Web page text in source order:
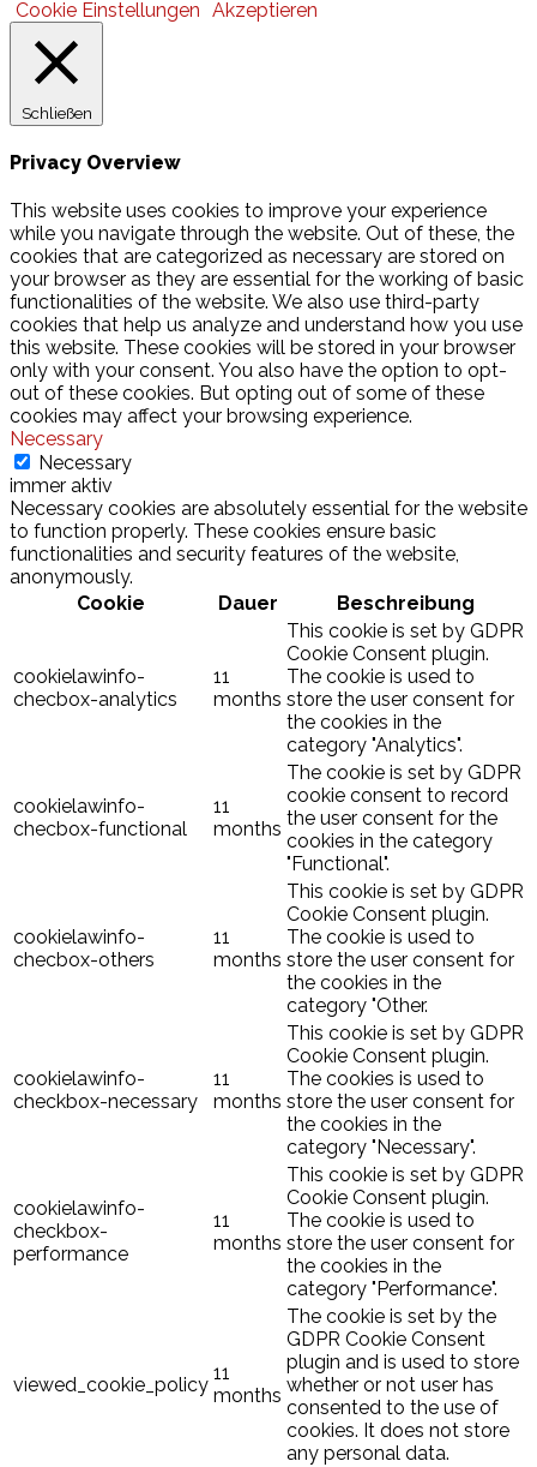
Cookie Einstellungen Akzeptieren
Schließen
Privacy Overview
This website uses cookies to improve your experience
while you navigate through the website. Out of these, the
cookies that are categorized as necessary are stored on
your browser as they are essential for the working of basic
functionalities of the website. We also use third-party
cookies that help us analyze and understand how you use
this website. These cookies will be stored in your browser
only with your consent. You also have the option to opt-
out of these cookies. But opting out of some of these
cookies may affect your browsing experience.
Necessary
Necessary
immer aktiv
Necessary cookies are absolutely essential for the website
to function properly. These cookies ensure basic
functionalities and security features of the website,
anonymously.
Cookie
Dauer Beschreibung
cookielawinfo-
checbox-analytics
11
months
This cookie is set by GDPR
Cookie Consent plugin.
The cookie is used to
store the user consent for
the cookies in the
category "Analytics".
cookielawinfo-
checbox-functional
11
months
The cookie is set by GDPR
cookie consent to record
the user consent for the
cookies in the category
"Functional".
cookielawinfo-
checbox-others
11
months
This cookie is set by GDPR
Cookie Consent plugin.
The cookie is used to
store the user consent for
the cookies in the
category "Other.
cookielawinfo-
checkbox-necessary
11
months
This cookie is set by GDPR
Cookie Consent plugin.
The cookies is used to
store the user consent for
the cookies in the
category "Necessary".
cookielawinfo-
checkbox-
performance
11
months
This cookie is set by GDPR
Cookie Consent plugin.
The cookie is used to
store the user consent for
the cookies in the
category "Performance".
viewed_cookie_policy
11
months
The cookie is set by the
GDPR Cookie Consent
plugin and is used to store
whether or not user has
consented to the use of
cookies. It does not store
any personal data.